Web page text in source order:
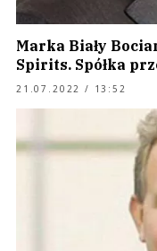
Marka Biały
Spirits. Spółka
21.07.2022 / 13:52